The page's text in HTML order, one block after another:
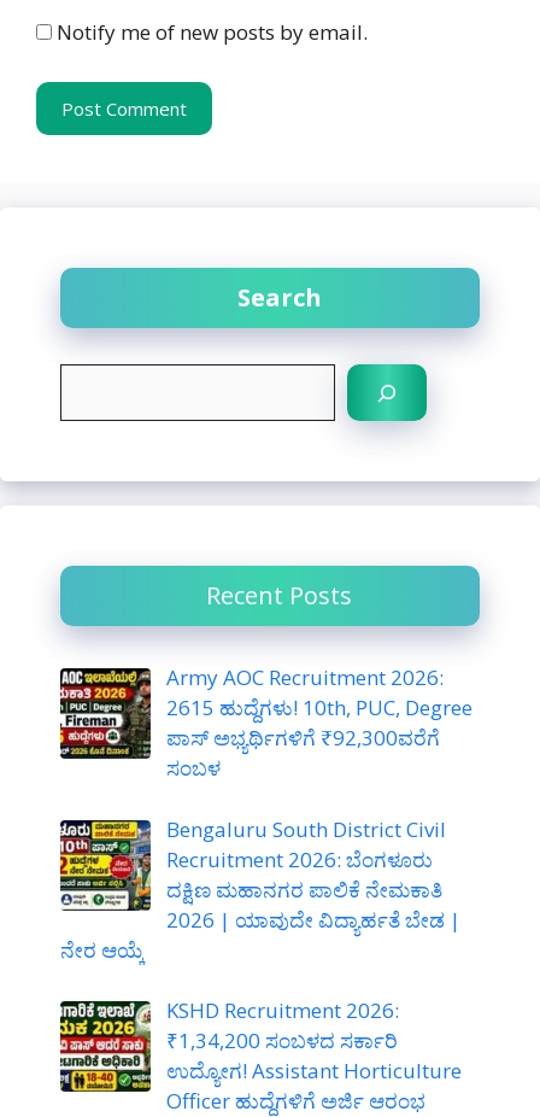
Notify me of new posts by email.
Search
c
Recent Posts
Army AOC Recruitment 2026:
2615 ಹುದ್ದೆಗಳು! 10th, PUC, Degree
ಪಾಸ್ ಅಭ್ಯರ್ಥಿಗಳಿಗೆ ₹92,300ವರೆಗೆ
ಸಂಬಳ
Bengaluru South District Civil
Recruitment 2026: ಬೆಂಗಳೂರು
ದಕ್ಷಿಣ ಮಹಾನಗರ ಪಾಲಿಕೆ ನೇಮಕಾತಿ
2026 | ಯಾವುದೇ ವಿದ್ಯಾರ್ಹತೆ ಬೇಡ |
ನೇರ ಆಯ್ಕೆ
KSHD Recruitment 2026:
₹1,34,200 ಸಂಬಳದ ಸರ್ಕಾರಿ
ಉದ್ಯೋಗ! Assistant Horticulture
Officer ಹುದ್ದೆಗಳಿಗೆ ಅರ್ಜಿ ಆರಂಭ